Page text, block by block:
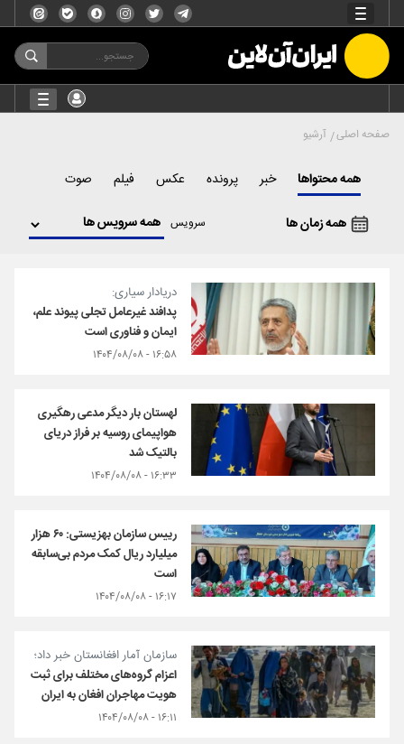
صفحه اصلی آرشیو
همه محتواها خبر پرونده عکس فیلم صوت
همه زمان ها سرویس
دریادار سیاری:
پدافند غیرعامل تجلی پیوند علم،
ایمان و فناوری است
۱۶:۵۸ - ۱۴۰۴/۰۸/۰۸
لهستان بار دیگر مدعی رهگیری
هواپیمای روسیه بر فراز دریای
بالتیک شد
۱۶:۳۳ - ۱۴۰۴/۰۸/۰۸
رییس سازمان بهزیستی: ۶۰ هزار
میلیارد ریال کمک مردم بی‌سابقه
است
۱۶:۱۷ - ۱۴۰۴/۰۸/۰۸
سازمان آمار افغانستان خبر داد؛
اعزام گروه‌های مختلف برای ثبت
هویت مهاجران افغان به ایران
۱۶:۱۱ - ۱۴۰۴/۰۸/۰۸